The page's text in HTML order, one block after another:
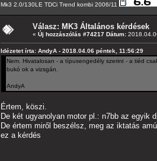
Mk3 2.0/130LE TDCi Trend kombi 2006/11
Válasz: MK3 Általános kérdések
« Új hozzászólás #74217 Dátum:
Idézetet írta: AndyA - 2018.04.06 péntek, 11:56:29
Nem. Hivatalosan - a típusengedély szerint - a tiéd
bukó ok a vizsgán.
AndyA
Értem, köszi.
De két ugyanolyan motor pl.: n7bb az egyik
De értem miről beszélsz, meg az iktatás
ez a kérdés